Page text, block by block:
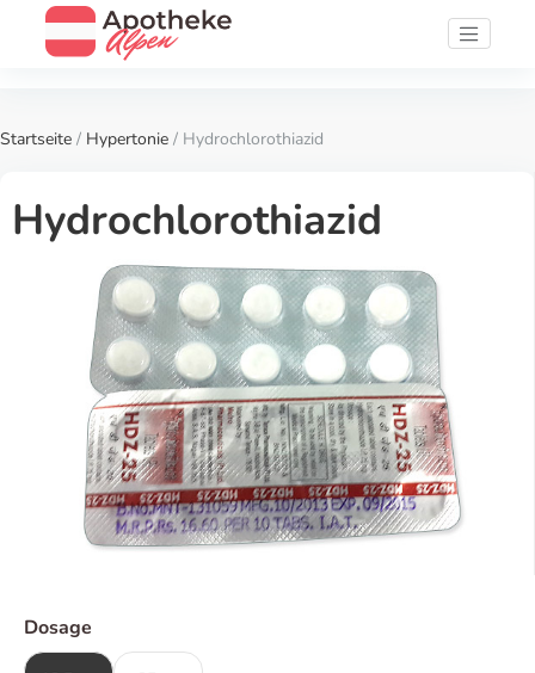
Startseite / Hypertonie / Hydrochlorothiazid
Hydrochlorothiazid
Dosage